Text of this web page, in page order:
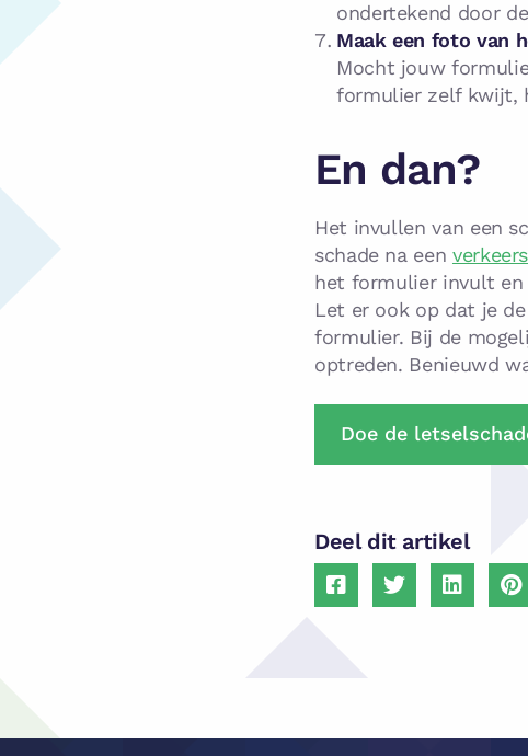
ondertekend door
Maak een foto van
Mocht jouw
formulier zelf kwijt,
En dan?
Het invullen van een
schade na een
het formulier invult en
Let er ook op dat je
formulier. Bij de
optreden. Benieuwd
Doe de
Deel dit artikel
Delen Delen
Delen